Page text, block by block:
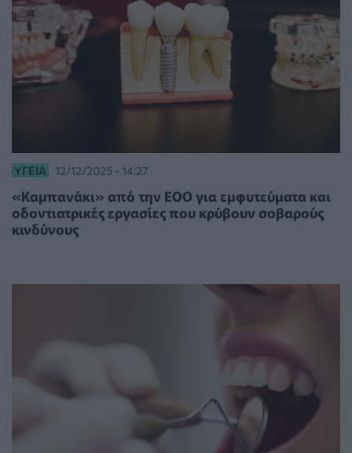
ΥΓΕΊΑ 12/12/2025 - 14:27
«Καμπανάκι» από την ΕΟΟ για εμφυτεύματα και
οδοντιατρικές εργασίες που κρύβουν σοβαρούς
κινδύνους